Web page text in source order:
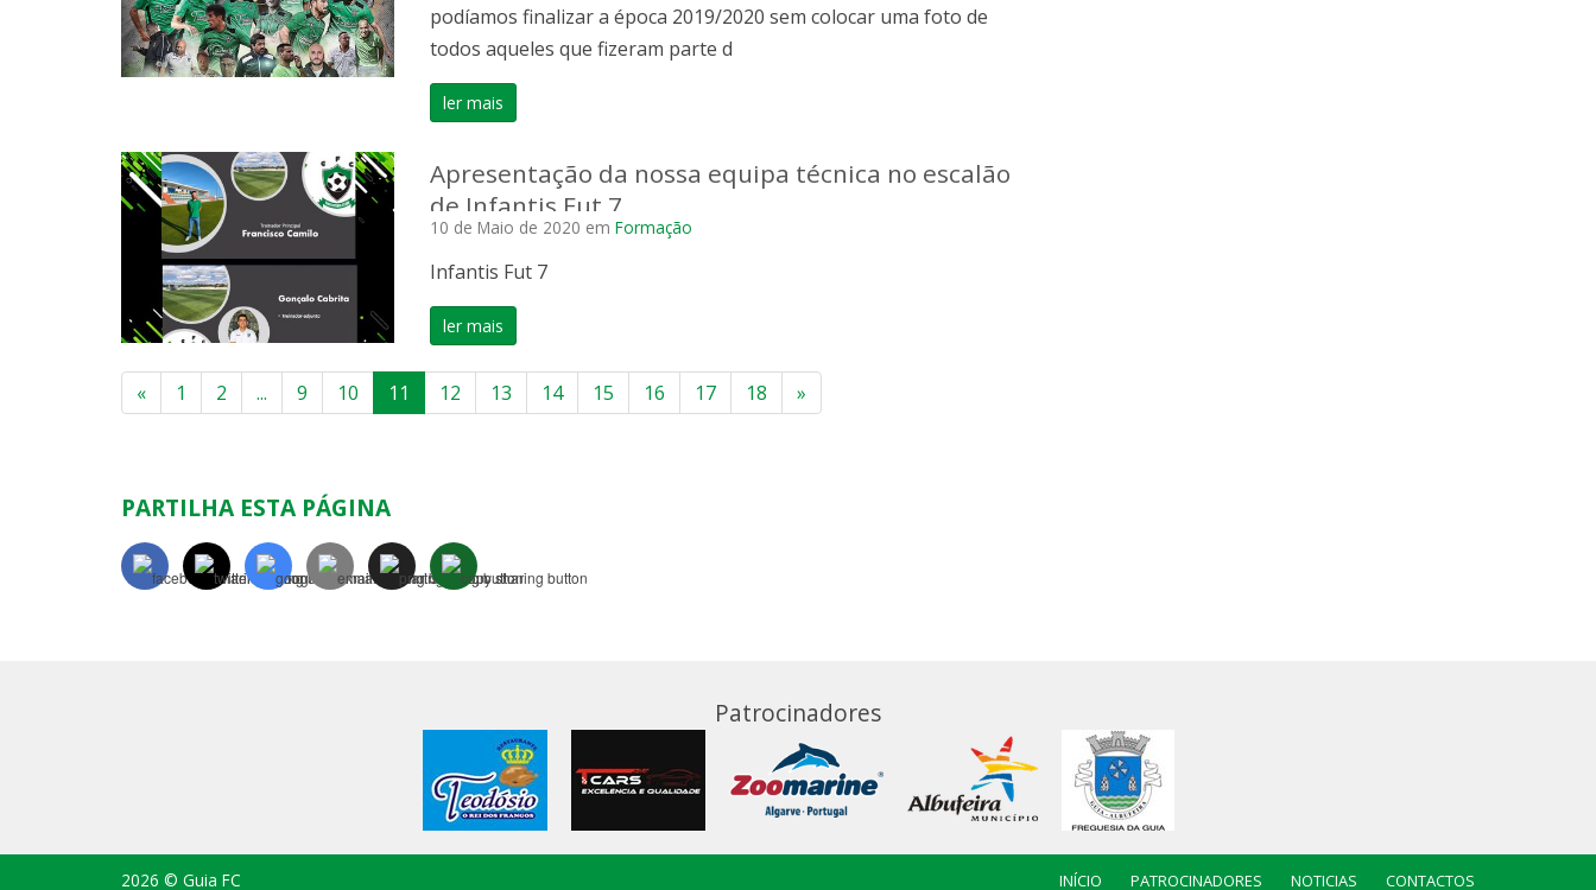
podíamos finalizar a época 2019/2020 sem colocar uma foto de
todos aqueles que fizeram parte d
ler mais
Apresentação da nossa equipa técnica no escalão
de Infantis Fut 7
10 de Maio de 2020 em Formação
Infantis Fut 7
ler mais
« 1 2 ... 9 10 11 12 13 14 15 16 17 18 »
PARTILHA ESTA PÁGINA
Patrocinadores
2026 © Guia FC INÍCIO PATROCINADORES NOTICIAS CONTACTOS